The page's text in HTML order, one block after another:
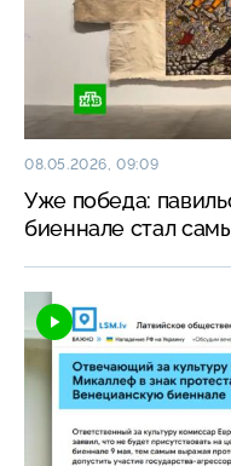
08.05.2026, 09:09
Уже победа:
биеннале стал